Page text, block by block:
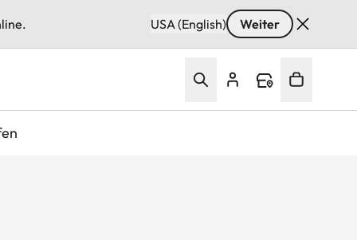
USA (English) Weiter